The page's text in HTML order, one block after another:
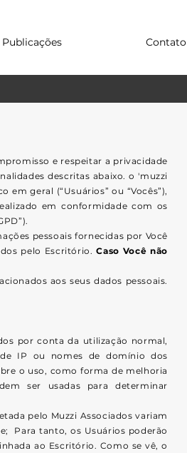
Publicações Contato
e respeitar a privacidade
descritas abaixo. o 'muzzi
geral (“Usuários” ou “Vocês”),
em conformidade com os
pessoais fornecidas por Você
pelo Escritório.Caso Você não
aos seus dados pessoais.
por conta da utilização normal,
IP ou nomes de domínio dos
o uso, como forma de melhoria
ser usadas ​​para determinar
pelo Muzzi Associados variam
Para tanto, os Usuários poderão
ao Escritório. Como se vê, o